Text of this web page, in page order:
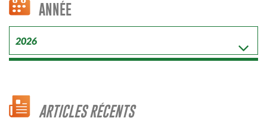
ANNÉE
ARTICLES RÉCENTS